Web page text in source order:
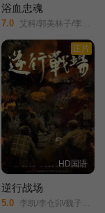
浴血忠魂
7.0 艾科/郭美林子/李博/葛佳佳/邓凯匀/周星宜/红卫姝辰/张博/胡骁源/陈宇星/朱丹蕾/张庆亮/
正片
HD国语
逆行战场
5.0 李凯/李仓卯/魏子千/张洪睿/江水/梁恩/郭巳明/魏蓝天/池瑞淋/孟天鸿/高森/士林/李霈瑶/孟泽承/